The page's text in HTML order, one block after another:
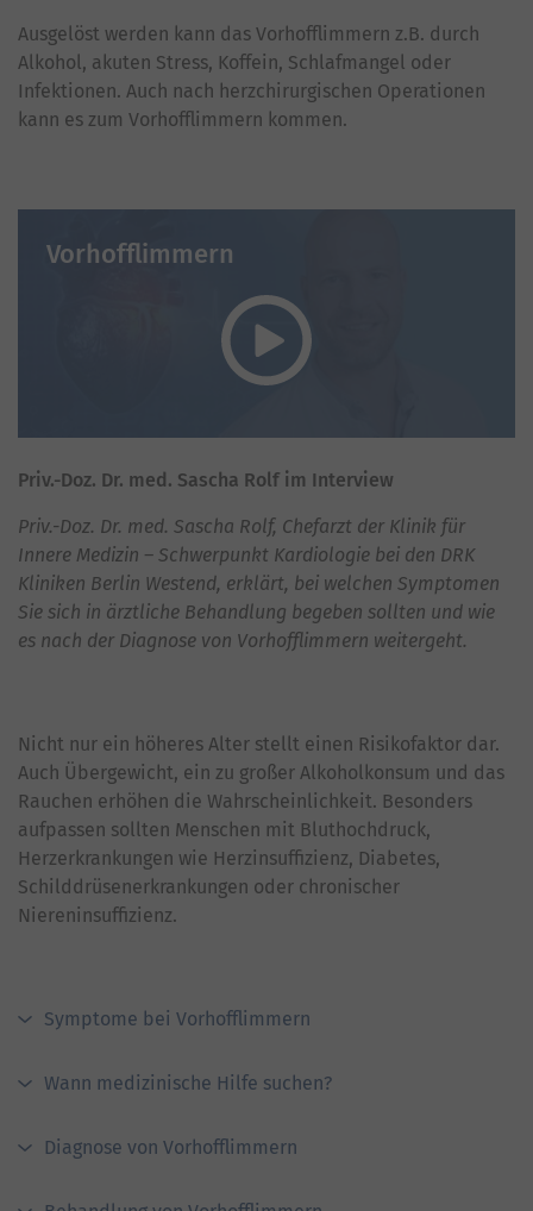
Ausgelöst werden kann das Vorhofflimmern z.B. durch
Alkohol, akuten Stress, Koffein, Schlafmangel oder
Infektionen. Auch nach herzchirurgischen Operationen
kann es zum Vorhofflimmern kommen.
Vorhofflimmern
Priv.-Doz. Dr. med. Sascha Rolf im Interview
Priv.-Doz. Dr. med. Sascha Rolf, Chefarzt der Klinik für
Innere Medizin – Schwerpunkt Kardiologie bei den DRK
Kliniken Berlin Westend, erklärt, bei welchen Symptomen
Sie sich in ärztliche Behandlung begeben sollten und wie
es nach der Diagnose von Vorhofflimmern weitergeht.
Nicht nur ein höheres Alter stellt einen Risikofaktor dar.
Auch Übergewicht, ein zu großer Alkoholkonsum und das
Rauchen erhöhen die Wahrscheinlichkeit. Besonders
aufpassen sollten Menschen mit Bluthochdruck,
Herzerkrankungen wie Herzinsuffizienz, Diabetes,
Schilddrüsenerkrankungen oder chronischer
Niereninsuffizienz.
Symptome bei Vorhofflimmern
Wann medizinische Hilfe suchen?
Diagnose von Vorhofflimmern